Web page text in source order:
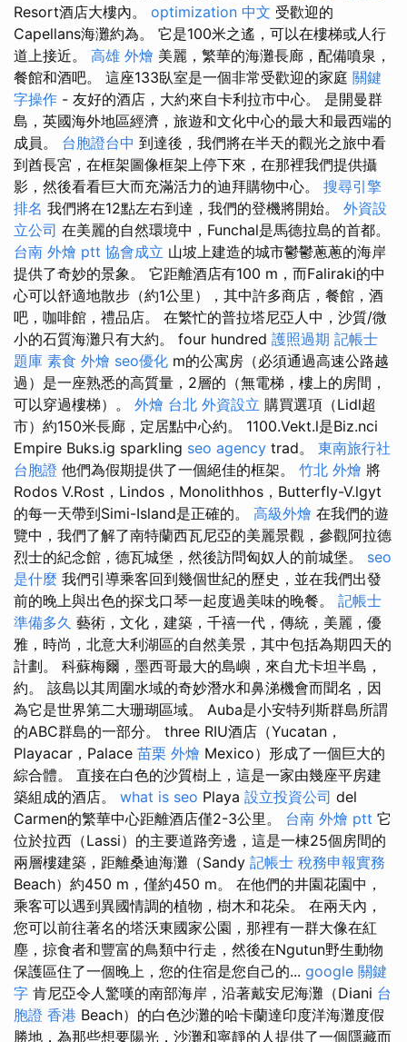
Resort酒店大樓內。 optimization 中文 受歡迎的
Capellans海灘約為。 它是100米之遙，可以在樓梯或人行
道上接近。 高雄 外燴 美麗，繁華的海灘長廊，配備噴泉，
餐館和酒吧。 這座133臥室是一個非常受歡迎的家庭 關鍵
字操作 - 友好的酒店，大約來自卡利拉市中心。 是開曼群
島，英國海外地區經濟，旅遊和文化中心的最大和最西端的
成員。 台胞證台中 到達後，我們將在半天的觀光之旅中看
到酋長宮，在框架圖像框架上停下來，在那裡我們提供攝
影，然後看看巨大而充滿活力的迪拜購物中心。 搜尋引擎
排名 我們將在12點左右到達，我們的登機將開始。 外資設
立公司 在美麗的自然環境中，Funchal是馬德拉島的首都。
台南 外燴 ptt 協會成立 山坡上建造的城市鬱鬱蔥蔥的海岸
提供了奇妙的景象。 它距離酒店有100 m，而Faliraki的中
心可以舒適地散步（約1公里），其中許多商店，餐館，酒
吧，咖啡館，禮品店。 在繁忙的普拉塔尼亞人中，沙質/微
小的石質海灘只有大約。 four hundred 護照過期 記帳士
題庫 素食 外燴 seo優化 m的公寓房（必須通過高速公路越
過）是一座熟悉的高質量，2層的（無電梯，樓上的房間，
可以穿過樓梯）。 外燴 台北 外資設立 購買選項（Lidl超
市）約150米長廊，定居點中心約。 1100.Vekt.l是Biz.nci
Empire Buks.ig sparkling seo agency trad。 東南旅行社
台胞證 他們為假期提供了一個絕佳的框架。 竹北 外燴 將
Rodos V.Rost，Lindos，Monolithhos，Butterfly-V.lgyt
的每一天帶到Simi-Island是正確的。 高級外燴 在我們的遊
覽中，我們了解了南特蘭西瓦尼亞的美麗景觀，參觀阿拉德
烈士的紀念館，德瓦城堡，然後訪問匈奴人的前城堡。 seo
是什麼 我們引導乘客回到幾個世紀的歷史，並在我們出發
前的晚上與出色的探戈口琴一起度過美味的晚餐。 記帳士
準備多久 藝術，文化，建築，千禧一代，傳統，美麗，優
雅，時尚，北意大利湖區的自然美景，其中包括為期四天的
計劃。 科蘇梅爾，墨西哥最大的島嶼，來自尤卡坦半島，
約。 該島以其周圍水域的奇妙潛水和鼻涕機會而聞名，因
為它是世界第二大珊瑚區域。 Auba是小安特列斯群島所謂
的ABC群島的一部分。 three RIU酒店（Yucatan，
Playacar，Palace 苗栗 外燴 Mexico）形成了一個巨大的
綜合體。 直接在白色的沙質樹上，這是一家由幾座平房建
築組成的酒店。 what is seo Playa 設立投資公司 del
Carmen的繁華中心距離酒店僅2-3公里。 台南 外燴 ptt 它
位於拉西（Lassi）的主要道路旁邊，這是一棟25個房間的
兩層樓建築，距離桑迪海灘（Sandy 記帳士 稅務申報實務
Beach）約450 m，僅約450 m。 在他們的井園花園中，
乘客可以遇到異國情調的植物，樹木和花朵。 在兩天內，
您可以前往著名的塔沃東國家公園，那裡有一群大像在紅
塵，掠食者和豐富的鳥類中行走，然後在Ngutun野生動物
保護區住了一個晚上，您的住宿是您自己的... google 關鍵
字 肯尼亞令人驚嘆的南部海岸，沿著戴安尼海灘（Diani 台
胞證 香港 Beach）的白色沙灘的哈卡蘭達印度洋海灘度假
勝地，為那些想要陽光，沙灘和寧靜的人提供了一個隱藏而